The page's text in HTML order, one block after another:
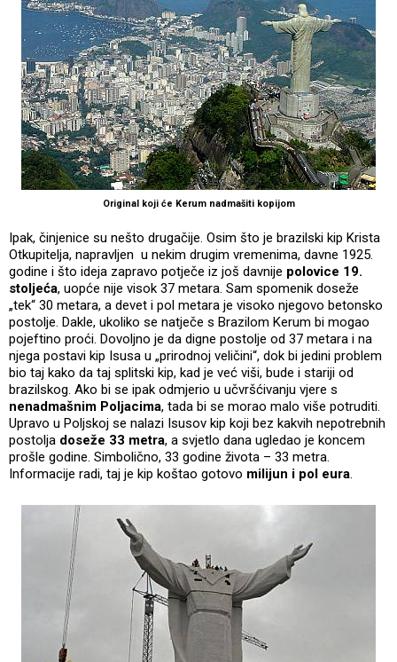
Original koji će Kerum nadmašiti kopijom
Ipak, činjenice su nešto drugačije. Osim što je brazilski kip Krista
Otkupitelja, napravljen u nekim drugim vremenima, davne 1925.
godine i što ideja zapravo potječe iz još davnije polovice 19.
stoljeća, uopće nije visok 37 metara. Sam spomenik doseže
„tek“ 30 metara, a devet i pol metara je visoko njegovo betonsko
postolje. Dakle, ukoliko se natječe s Brazilom Kerum bi mogao
pojeftino proći. Dovoljno je da digne postolje od 37 metara i na
njega postavi kip Isusa u „prirodnoj veličini“, dok bi jedini problem
bio taj kako da taj splitski kip, kad je već viši, bude i stariji od
brazilskog. Ako bi se ipak odmjerio u učvršćivanju vjere s
nenadmašnim Poljacima, tada bi se morao malo više potruditi.
Upravo u Poljskoj se nalazi Isusov kip koji bez kakvih nepotrebnih
postolja doseže 33 metra, a svjetlo dana ugledao je koncem
prošle godine. Simbolično, 33 godine života – 33 metra.
Informacije radi, taj je kip koštao gotovo milijun i pol eura.